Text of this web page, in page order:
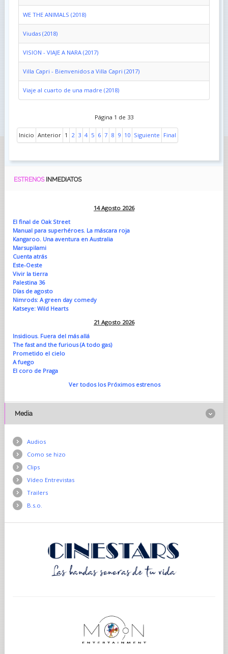
WE THE ANIMALS (2018)
Viudas (2018)
VISION - VIAJE A NARA (2017)
Villa Capri - Bienvenidos a Villa Capri (2017)
Viaje al cuarto de una madre (2018)
Página 1 de 33
Inicio Anterior 1 2 3 4 5 6 7 8 9 10 Siguiente Final
ESTRENOS INMEDIATOS
14 Agosto 2026
El final de Oak Street
Manual para superhéroes. La máscara roja
Kangaroo. Una aventura en Australia
Marsupilami
Cuenta atrás
Este-Oeste
Vivir la tierra
Palestina 36
Días de agosto
Nimrods: A green day comedy
Katseye: Wild Hearts
21 Agosto 2026
Insidious. Fuera del más allá
The fast and the furious (A todo gas)
Prometido el cielo
A fuego
El coro de Praga
Ver todos los Próximos estrenos
Media
Audios
Como se hizo
Clips
Vídeo Entrevistas
Trailers
B.s.o.